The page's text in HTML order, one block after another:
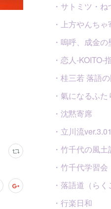
・サトミツ・
・上方やんちゃ
・嗚呼、成金の
・恋人-KOITO-
・桂三若 落語
・氣になるふた
・沈黙寄席
・立川流ver.3.01
・竹千代の風土
・竹千代学習会
・落語道（らく
・行楽日和